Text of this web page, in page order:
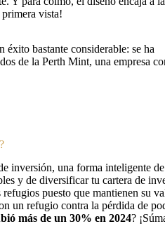
vista!
bastante considerable: se ha
de la Perth Mint, una empresa
inversión, una forma inteligente de
y de diversificar tu cartera de
puesto que mantienen su
un refugio contra la pérdida de
más de un 30% en 2024?